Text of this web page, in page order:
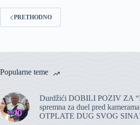
PRETHODNO
Popularne teme
Durdžići DOBILI POZIV ZA
spremna za duel pred
OTPLATE DUG SVOG